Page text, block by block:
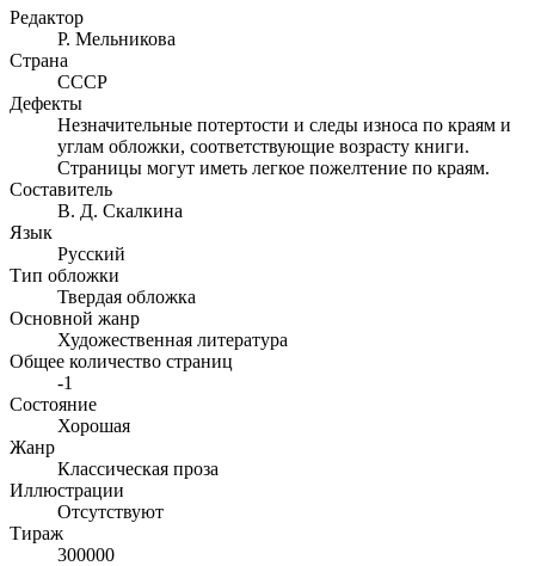
Редактор
Р. Мельникова
Страна
СССР
Дефекты
Незначительные потертости и следы износа по краям и
углам обложки, соответствующие возрасту книги.
Страницы могут иметь легкое пожелтение по краям.
Составитель
В. Д. Скалкина
Язык
Русский
Тип обложки
Твердая обложка
Основной жанр
Художественная литература
Общее количество страниц
-1
Состояние
Хорошая
Жанр
Классическая проза
Иллюстрации
Отсутствуют
Тираж
300000